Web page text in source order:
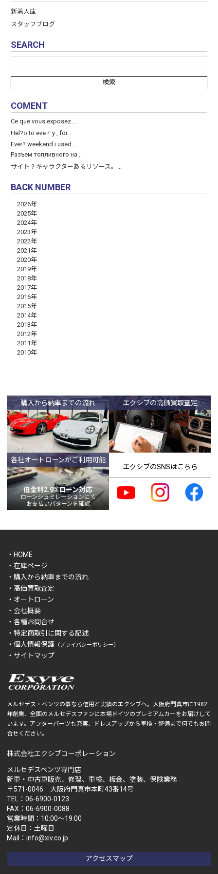
新着入庫
スタッフブログ
SEARCH
COMENT
Ce que vous exposez ...
Hel?o to eveｒy , for...
Ever? weekend і used...
Разъем топливного на...
サイト ? キャラクターあるリソース。...
BACK NUMBER
2026年
2025年
2024年
2023年
2022年
2021年
2020年
2019年
2018年
2017年
2016年
2015年
2014年
2013年
2012年
2011年
2010年
購入から納車までの流れ エクシブの高価買取査定
各社オートローンがご利用可能
低金利2.9%ローン対応
ローンシュミレーションにて
お支払いパターンを確認
エクシブのSNSはこちら
メルセデス・ベンツの事なら信用と実績のエクシブへ。大阪府門真市に1982
年創業、全国のメルセデスファンに本場ドイツのプレミアムカーをお届けして
います。アフターパーツも充実、ドレスアップから車検・整備まで何でもお問
合せください。
株式会社エクシブコーポレーション
メルセデスベンツ専門店
新車・中古車販売、修理、車検、板金、塗装、保険業務
〒571-0046 大阪府門真市本町43番14号
TEL：06-6900-0123
FAX：06-6900-0088
営業時間：10:00～19:00
定休日：土曜日
Mail：info@xiv.co.jp
アクセスマップ
・HOME
・在庫ページ
・購入から納車までの流れ
・高価買取査定
・オートローン
・会社概要
・各種お問合せ
・特定商取引に関する記述
・個人情報保護 （プライバシーポリシー）
・サイトマップ